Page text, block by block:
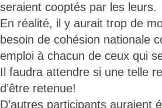
seraient cooptés par les leurs.
En réalité, il y aurait trop de
besoin de cohésion nationale
emploi à chacun de ceux qui
Il faudra attendre si une telle
d’être retenue!
D’autres participants auraient